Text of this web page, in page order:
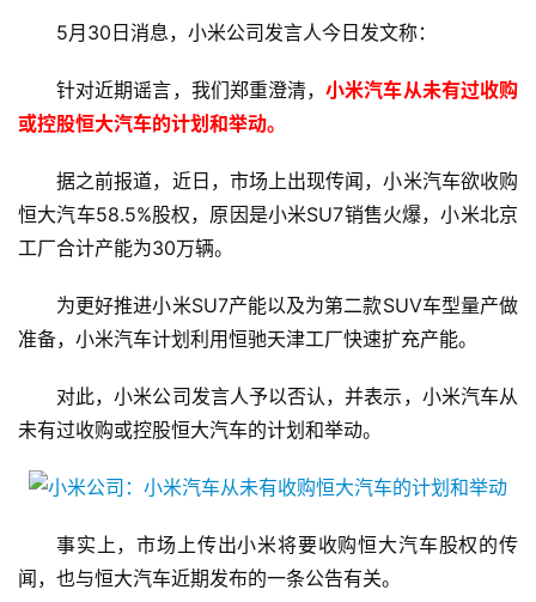
5月30日消息，小米公司发言人今日发文称：
针对近期谣言，我们郑重澄清，小米汽车从未有过收购
或控股恒大汽车的计划和举动。
据之前报道，近日，市场上出现传闻，小米汽车欲收购
恒大汽车58.5%股权，原因是小米SU7销售火爆，小米北京
工厂合计产能为30万辆。
为更好推进小米SU7产能以及为第二款SUV车型量产做
准备，小米汽车计划利用恒驰天津工厂快速扩充产能。
对此，小米公司发言人予以否认，并表示，小米汽车从
未有过收购或控股恒大汽车的计划和举动。
事实上，市场上传出小米将要收购恒大汽车股权的传
闻，也与恒大汽车近期发布的一条公告有关。